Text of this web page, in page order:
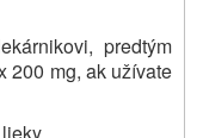
predtým
200 mg, ak užívate